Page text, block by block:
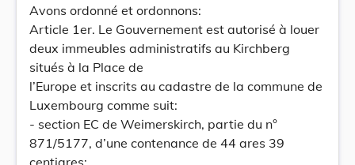
Avons ordonné et ordonnons:
Article 1er. Le Gouvernement est autorisé à louer
deux immeubles administratifs au Kirchberg
situés à la Place de
l’Europe et inscrits au cadastre de la commune de
Luxembourg comme suit:
- section EC de Weimerskirch, partie du n°
871/5177, d’une contenance de 44 ares 39
centiares;